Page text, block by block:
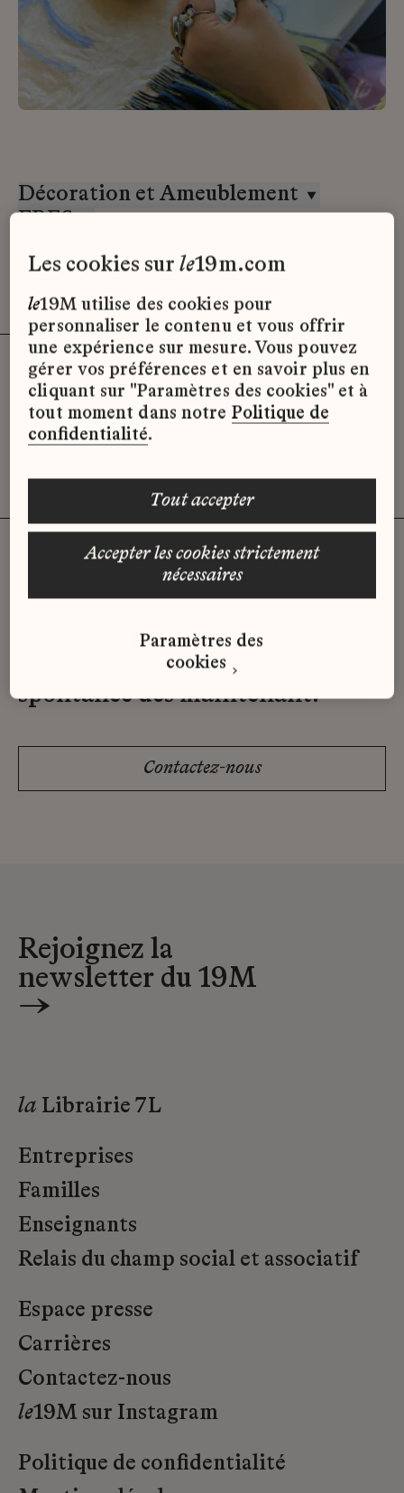
Décoration et Ameublement
ERES
Désolé, il semble qu’il n’y ait pas
d’offres d’emploi disponibles pour le
moment.
Vous n'avez pas trouvé d'offre
qui correspond à votre profil ?
Envoyez-nous votre candidature
spontanée dès maintenant.
Contactez-nous
Rejoignez la
newsletter du 19M
→
la Librairie 7L
Entreprises
Familles
Enseignants
Relais du champ social et associatif
Espace presse
Carrières
Contactez-nous
le19M sur Instagram
Politique de confidentialité
les cookies surle19m.com
le19M utilise des cookies pour
personnaliser le contenu et vous offrir
une expérience sur mesure. Vous pouvez
gérer vos préférences et en savoir plus en
cliquant sur "Paramètres des cookies" et à
tout moment dans notre Politique de
confidentialité.
accepter les cookies strictement
nécessaires
tout accepter
Paramètres des
cookies